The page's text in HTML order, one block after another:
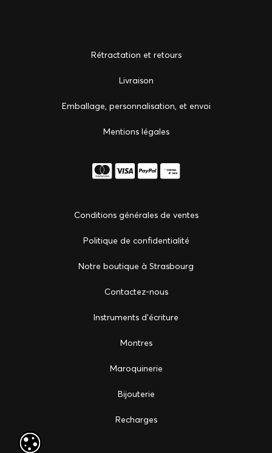
Rétractation et retours
Livraison
Emballage, personnalisation, et envoi
Mentions légales
Conditions générales de ventes
Politique de confidentialité
Notre boutique à Strasbourg
Сontactez-nous
Instruments d'écriture
Montres
Maroquinerie
Bijouterie
Recharges